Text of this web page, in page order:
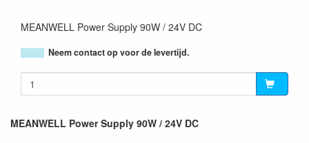
MEANWELL Power Supply 90W / 24V DC
Neem contact op voor de levertijd.
MEANWELL Power Supply 90W / 24V DC